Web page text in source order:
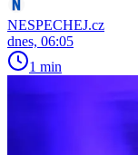
NESPECHEJ.cz
dnes, 06:05
1 min